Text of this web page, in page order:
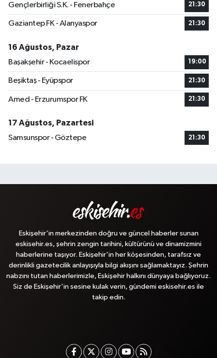
Gençlerbirliği S.K. - Fenerbahçe 21:30
Gaziantep FK - Alanyaspor 21:30
16 Ağustos, Pazar
Başakşehir - Kocaelispor
19:00
Beşiktaş - Eyüpspor 21:30
Amed - Erzurumspor FK 21:30
17 Ağustos, Pazartesi
Samsunspor - Göztepe
21:30
Eskişehir'in merkezinden doğru ve güncel haberler sunan
eskisehir.es, şehrin zengin tarihini, kültürünü ve dinamizmini
haberlerine taşıyor. Eskişehir'in her köşesinden, tarafsız ve
derinlikli gazetecilik anlayışıyla bilgi akışını sağlamaktayız. Şehrin
nabzını tutan haberlerimizle, Eskişehir halkını dünyaya bağlıyoruz.
Siz de Eskişehir'in sesine kulak verin, gündemi eskisehir.es ile
takip edin.